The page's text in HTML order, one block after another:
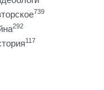
739
292
117